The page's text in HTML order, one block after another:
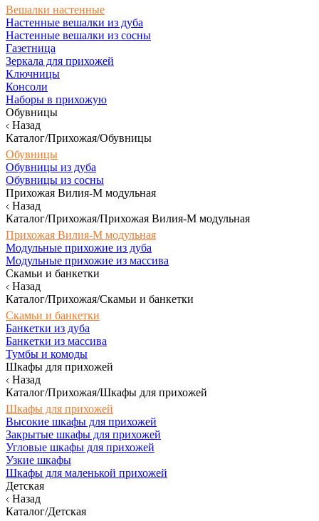
Вешалки настенные
Настенные вешалки из дуба
Настенные вешалки из сосны
Газетница
Зеркала для прихожей
Ключницы
Консоли
Наборы в прихожую
Обувницы
Назад
Каталог/Прихожая/Обувницы
Обувницы
Обувницы из дуба
Обувницы из сосны
Прихожая Вилия-М модульная
Назад
Каталог/Прихожая/Прихожая Вилия-М модульная
Прихожая Вилия-М модульная
Модульные прихожие из дуба
Модульные прихожие из массива
Скамьи и банкетки
Назад
Каталог/Прихожая/Скамьи и банкетки
Скамьи и банкетки
Банкетки из дуба
Банкетки из массива
Тумбы и комоды
Шкафы для прихожей
Назад
Каталог/Прихожая/Шкафы для прихожей
Шкафы для прихожей
Высокие шкафы для прихожей
Закрытые шкафы для прихожей
Угловые шкафы для прихожей
Узкие шкафы
Шкафы для маленькой прихожей
Детская
Назад
Каталог/Детская